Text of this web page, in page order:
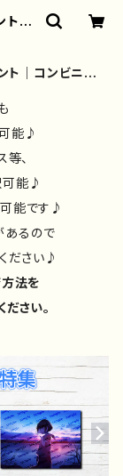
ト｜
/後
ト｜コンビニプ
能♪
、
可能♪
能です♪
あるので
ださい♪
法を
さい。